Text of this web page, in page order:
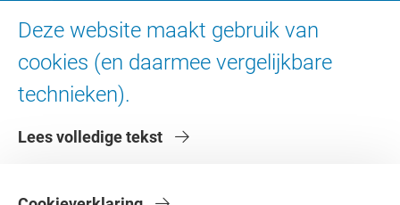
Deze website maakt gebruik van
cookies (en daarmee vergelijkbare
technieken).
Lees volledige tekst
Over de VU
Contact en route
Faculteiten